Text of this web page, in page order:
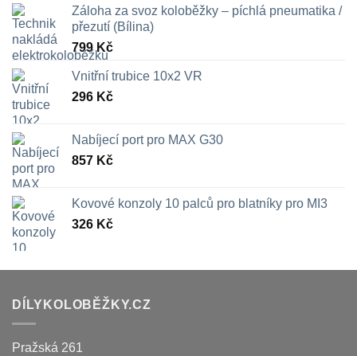
Záloha za svoz koloběžky – píchlá pneumatika /
přezutí (Bílina)
799Kč
Vnitřní trubice 10x2 VR
296 Kč
Nabíjecí port pro MAX G30
857 Kč
Kovové konzoly 10 palců pro blatníky pro MI3
326 Kč
DÍLYKOLOBĚŽKY.CZ
Pražská 261